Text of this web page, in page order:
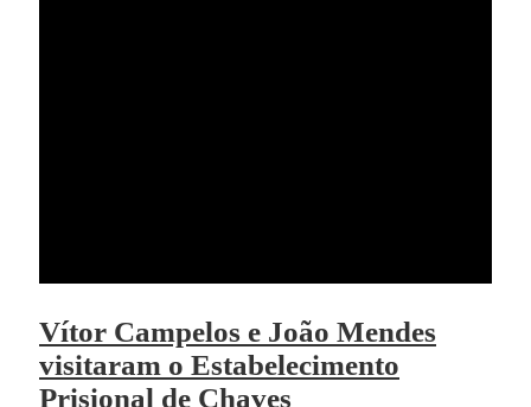
Vítor Campelos e João Mendes
visitaram o Estabelecimento
Prisional de Chaves